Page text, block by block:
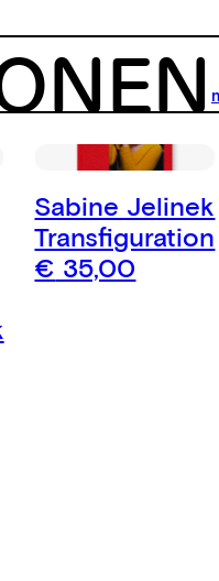
Sabine Jelinek
Transfiguration
€ 35,00